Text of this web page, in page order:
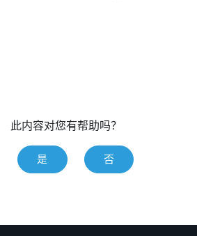
此内容对您有帮助吗？
是 否